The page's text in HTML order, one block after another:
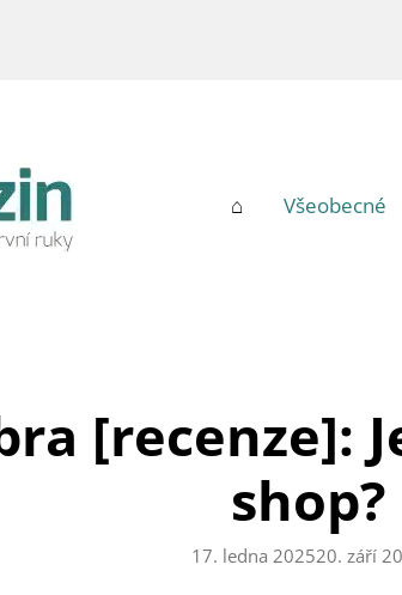
⌂ Všeobecné
[recenze]:
shop?
17. ledna 202520. září